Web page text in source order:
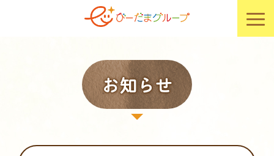
お知らせ